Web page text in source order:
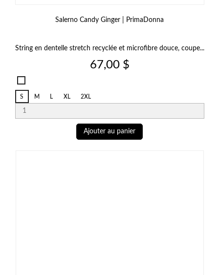
Salerno Candy Ginger | PrimaDonna
String en dentelle stretch recyclée et microfibre douce, coupe...
Prix
67,00 $
Candy
Ginger
S M L XL 2XL
Ajouter au panier